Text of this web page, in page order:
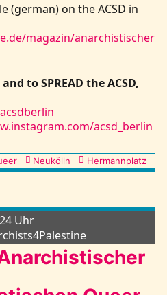
(german) on the ACSD in
magazin/anarchistischer
and to SPREAD the ACSD,
acsd_berlin
Neukölln Hermannplatz
Uhr